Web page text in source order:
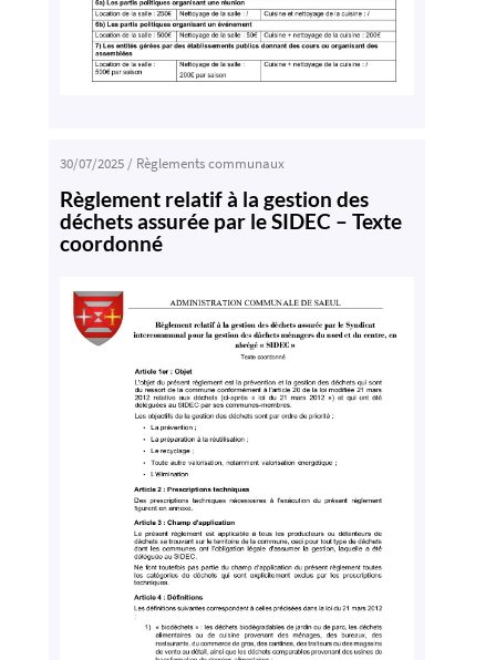
30/07/2025/ Règlements communaux
Règlement relatif à la gestion des
déchets assurée par le SIDEC – Texte
coordonné